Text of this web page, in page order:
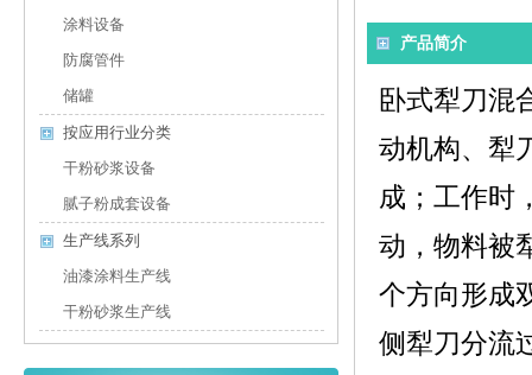
产品简介
卧式犁刀混
动机构、犁
成；工作时
动，物料被
个方向形成
侧犁刀分流
涂料设备
防腐管件
储罐
按应用行业分类
干粉砂浆设备
腻子粉成套设备
生产线系列
油漆涂料生产线
干粉砂浆生产线